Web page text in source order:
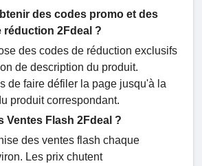
des codes promo et des
2Fdeal ?
des codes de réduction exclusifs
de description du produit.
de faire défiler la page jusqu'à la
produit correspondant.
Ventes Flash 2Fdeal ?
des ventes flash chaque
Les prix chutent